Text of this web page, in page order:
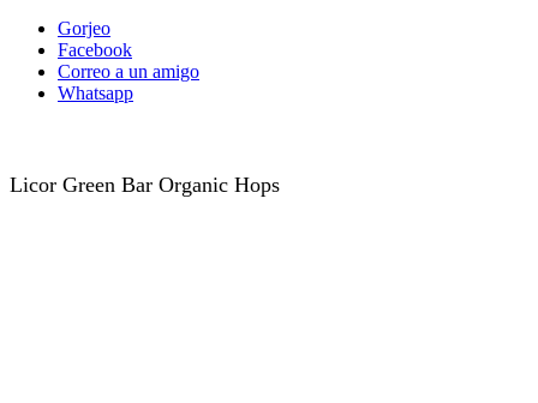
Gorjeo
Facebook
Correo a un amigo
Whatsapp
Licor Green Bar Organic Hops